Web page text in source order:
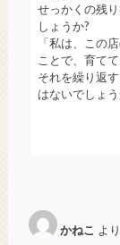
せっかくの残
しょうか?
「私は、この
ことで、育て
それを繰り返
はないでしょ
かねこ よ